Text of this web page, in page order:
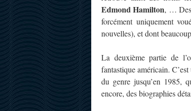
Edmond Hamilton, … Des
forcément uniquement
nouvelles), et dont
La deuxième partie de
fantastique américain.
du genre jusqu’en 1985,
encore, des biographies